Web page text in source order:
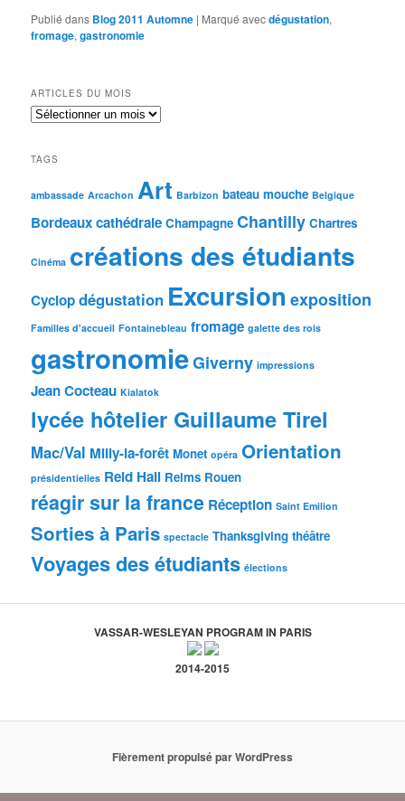
Publié dans Blog 2011 Automne | Marqué avecdégustation,
fromage,gastronomie
ARTICLES DU MOIS
Articles
TAGS
ambassade Arcachon Art Barbizon bateau mouche Belgique
Bordeauxcathédrale Champagne Chantilly Chartres
Cinéma créations des étudiants
Cyclopdégustation Excursion exposition
Familles d'accueil Fontainebleau fromage galette des rois
gastronomieGiverny impressions
Jean Cocteau Kialatok
lycée hôtelier Guillaume Tirel
Mac/Val Milly-la-forêt Monet opéra Orientation
présidentielles Reid Hall Reims Rouen
réagir sur la france Réception Saint Emilion
Sorties à Paris spectacle Thanksgiving théâtre
Voyages des étudiants élections
VASSAR-WESLEYAN PROGRAM IN PARIS
2014-2015
Fièrement propulsé par WordPress